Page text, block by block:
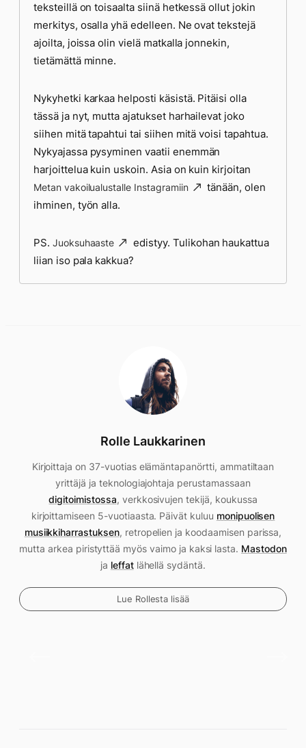
teksteillä on toisaalta siinä hetkessä ollut jokin
merkitys, osalla yhä edelleen. Ne ovat tekstejä
ajoilta, joissa olin vielä matkalla jonnekin,
tietämättä minne.
Nykyhetki karkaa helposti käsistä. Pitäisi olla
tässä ja nyt, mutta ajatukset harhailevat joko
siihen mitä tapahtui tai siihen mitä voisi tapahtua.
Nykyajassa pysyminen vaatii enemmän
harjoittelua kuin uskoin. Asia on kuin kirjoitan
Metan vakoilualustalle Instagramiin
tänään, olen
ihminen, työn alla.
PS. Juoksuhaaste
edistyy. Tulikohan haukattua
liian iso pala kakkua?
Rolle Laukkarinen
Kirjoittaja on 37-vuotias elämäntapanörtti, ammatiltaan
yrittäjä ja teknologiajohtaja perustamassaan
digitoimistossa, verkkosivujen tekijä, koukussa
kirjoittamiseen 5-vuotiaasta. Päivät kuluu monipuolisen
musiikkiharrastuksen, retropelien ja koodaamisen parissa,
mutta arkea piristyttää myös vaimo ja kaksi lasta. Mastodon
ja leffatlähellä sydäntä.
Lue Rollesta lisää